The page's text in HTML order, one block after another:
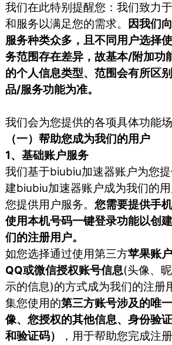
我们在此特别提醒您：我们致力
和服务以满足您的需求。
因我们
服务种类众多，且不同用户选择
务范围存在差异，故基本/附加功
的个人信息类型、范围会有所区
品/服务功能为准。
我们会为您提供的各项具体功能
（一）帮助您成为我们的用户
1、基础账户服务
我们基于biubiu加速器账户为您
建biubiu加速器账户成为我们的
您提供用户服务。您需要提供手
使用本机号码一键登录功能以创
们的注册用户。
如您选择通过使用第三方苹果账
QQ或微信授权账号信息(头像、
示的信息)的方式成为我们的注册
集您使用的第三方账号涉及的唯
像、您授权的其他信息、身份验
和验证码）
，用于帮助您完成注